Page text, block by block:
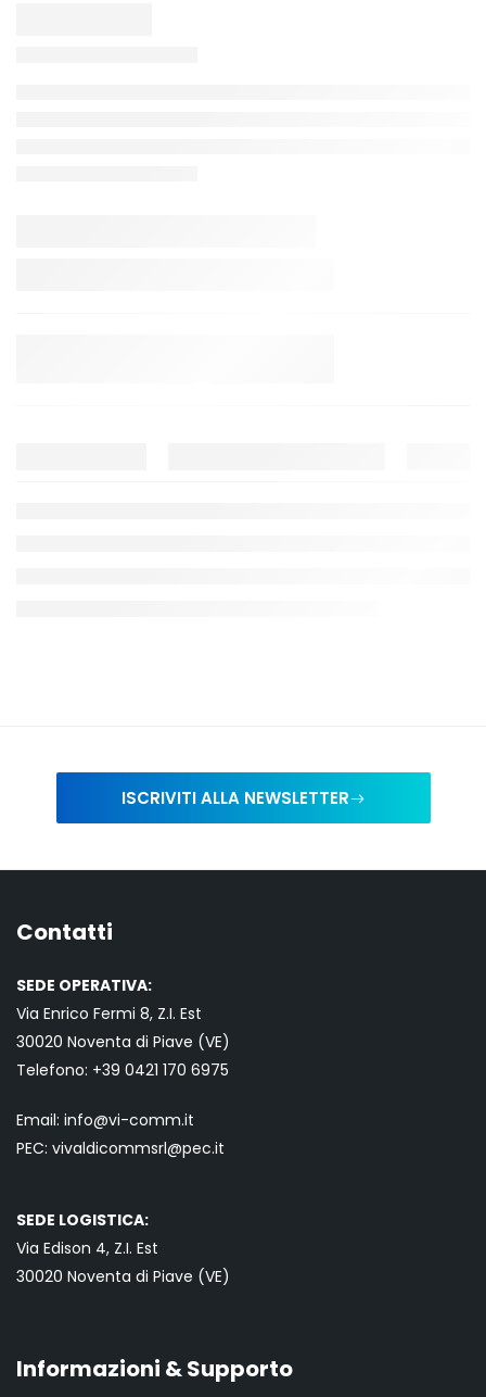
ISCRIVITI ALLA NEWSLETTER
Contatti
SEDE OPERATIVA:
Via Enrico Fermi 8, Z.I. Est
30020 Noventa di Piave (VE)
Telefono: +39 0421 170 6975
Email: info@vi-comm.it
PEC: vivaldicommsrl@pec.it
SEDE LOGISTICA:
Via Edison 4, Z.I. Est
30020 Noventa di Piave (VE)
Informazioni & Supporto